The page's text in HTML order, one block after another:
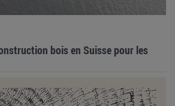
bois en Suisse pour les